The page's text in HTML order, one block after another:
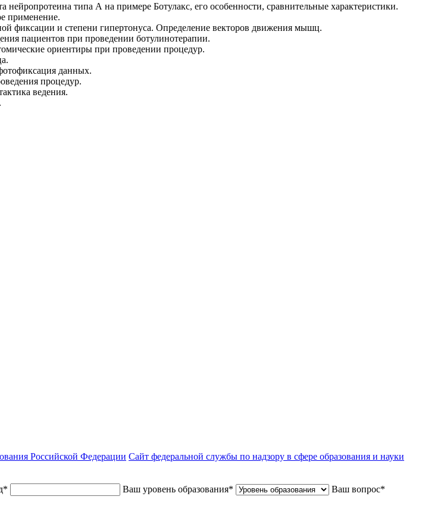
типа А на примере Ботулакс, его особенности, сравнительные характеристики.
применение.
фиксации и степени гипертонуса. Определение векторов движения мышц.
пациентов при проведении ботулинотерапии.
ориентиры при проведении процедур.
данных.
процедур.
ведения.
Российской Федерации Сайт федеральной службы по надзору в сфере образования и науки
* Ваш уровень образования* Ваш вопрос*